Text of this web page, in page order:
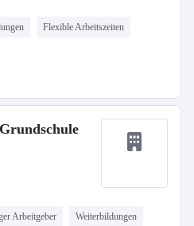
Flexible Arbeitszeiten
Arbeitgeber Weiterbildungen